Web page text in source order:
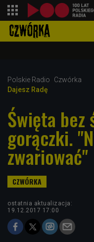
Polskie Radio
Czwórka
Dajesz Radę
Święta bez
gorączki.
zwariować"
ostatnia aktualizacja:
19.12.2017 17:00